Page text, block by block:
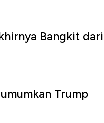
Bangkit dari
Trump